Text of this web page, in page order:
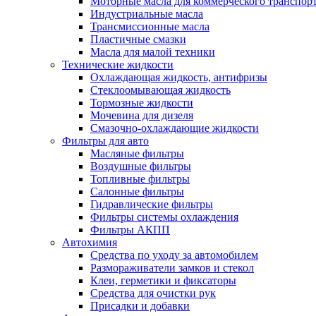
Индустриальные масла
Трансмиссионные масла
Пластичные смазки
Масла для малой техники
Технические жидкости
Охлаждающая жидкость, антифризы
Стеклоомывающая жидкость
Тормозные жидкости
Мочевина для дизеля
Смазочно-охлаждающие жидкости
Фильтры для авто
Масляные фильтры
Воздушные фильтры
Топливные фильтры
Салонные фильтры
Гидравлические фильтры
Фильтры системы охлаждения
Фильтры АКПП
Автохимия
Средства по уходу за автомобилем
Размораживатели замков и стекол
Клеи, герметики и фиксаторы
Средства для очистки рук
Присадки и добавки